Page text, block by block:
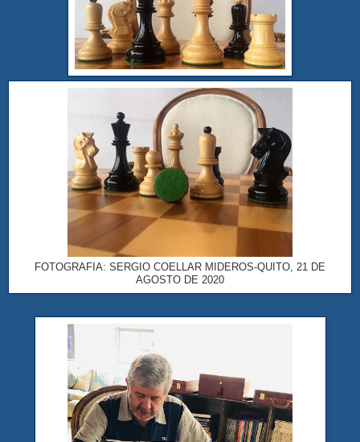
FOTOGRAFIA: SERGIO COELLAR MIDEROS-QUITO, 21 DE
AGOSTO DE 2020